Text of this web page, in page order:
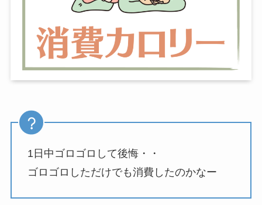
1日中ゴロゴロして後悔・・
ゴロゴロしただけでも消費したのかなー